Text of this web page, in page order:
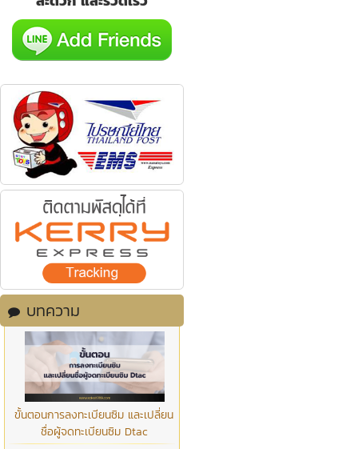
บทความ
ขั้นตอนการลงทะเบียนซิม และเปลี่ยน
ชื่อผู้จดทะเบียนซิม Dtac